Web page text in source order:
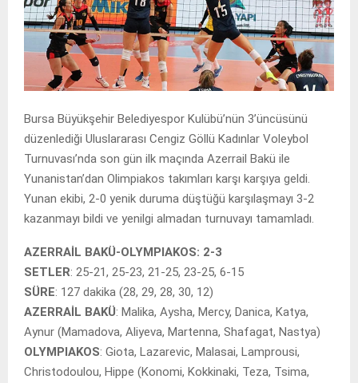
Bursa Büyükşehir Belediyespor Kulübü’nün 3’üncüsünü
düzenlediği Uluslararası Cengiz Göllü Kadınlar Voleybol
Turnuvası’nda son gün ilk maçında Azerrail Bakü ile
Yunanistan’dan Olimpiakos takımları karşı karşıya geldi.
Yunan ekibi, 2-0 yenik duruma düştüğü karşılaşmayı 3-2
kazanmayı bildi ve yenilgi almadan turnuvayı tamamladı.
AZERRAİL BAKÜ-OLYMPIAKOS: 2-3
SETLER: 25-21, 25-23, 21-25, 23-25, 6-15
SÜRE: 127 dakika (28, 29, 28, 30, 12)
AZERRAİL BAKÜ: Malika, Aysha, Mercy, Danica, Katya,
Aynur (Mamadova, Aliyeva, Martenna, Shafagat, Nastya)
OLYMPIAKOS: Giota, Lazarevic, Malasai, Lamprousi,
Christodoulou, Hippe (Konomi, Kokkinaki, Teza, Tsima,